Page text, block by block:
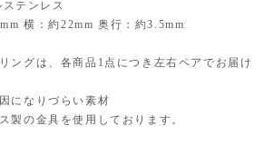
ステンレス
横：約22mm 奥行：約3.5mm
ングは、各商品1点につき左右ペアでお届け
になりづらい素材
製の金具を使用しております。